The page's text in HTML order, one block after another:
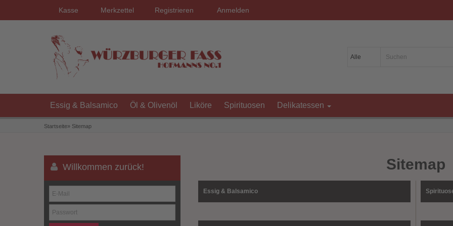
Kasse Merkzettel Registrieren Anmelden
Essig & Balsamico Öl & Olivenöl Liköre Spirituosen Delikatessen
Startseite» Sitemap
Sitemap
Essig & Balsamico
Willkommen zurück!